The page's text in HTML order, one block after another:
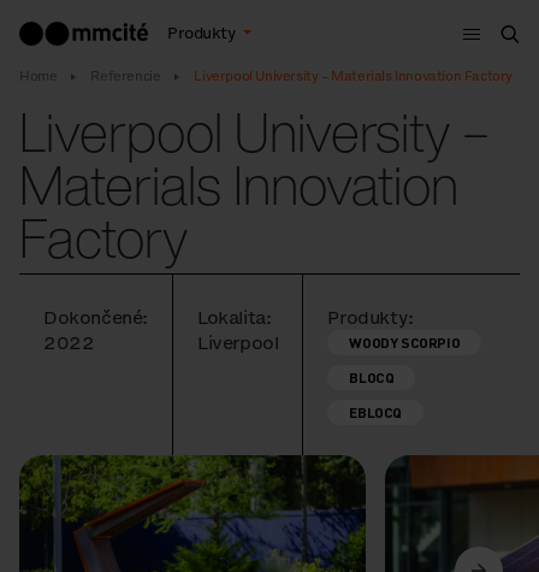
Produkty
Menu
Home Referencie Liverpool University – Materials Innovation Factory
Liverpool University –
Materials Innovation
Factory
Dokončené:
2022
Lokalita:
Liverpool
Produkty:
WOODY SCORPIO
BLOCQ
EBLOCQ